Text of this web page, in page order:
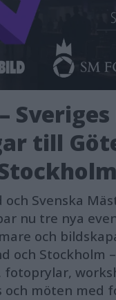
till
och Svenska
nu tre nya
och
och Stockholm
fotoprylar,
och möten med